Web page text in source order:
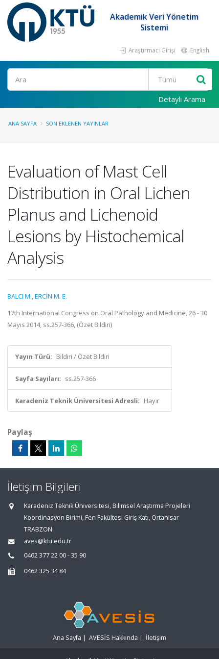
Akademik Veri Yönetim
Sistemi
Araştırmacı Girişi English
Ara
Detaylı Arama
ANA SAYFA SON EKLENEN YAYINLAR
Evaluation of Mast Cell
Distribution in Oral Lichen
Planus and Lichenoid
Lesions by Histochemical
Analysis
BALCI M.,ERCİN M. E.
17th International Congress on Oral Pathology and Medicine, 26 - 30
Mayıs 2014, ss.257-366, (Özet Bildiri)
Yayın Türü: Bildiri / Özet Bildiri
Sayfa Sayıları: ss.257-366
Karadeniz Teknik Üniversitesi Adresli: Hayır
Paylaş
İletişim Bilgileri
Karadeniz Teknik Üniversitesi, Bilimsel Araştırma Projeleri
Koordinasyon Birimi, Fen Fakültesi Giriş Katı, Ortahisar
TRABZON
aves@ktu.edu.tr
0462 377 22 00 - 35 90
0462 325 34 84
Ana Sayfa | AVESİS Hakkında | İletişim